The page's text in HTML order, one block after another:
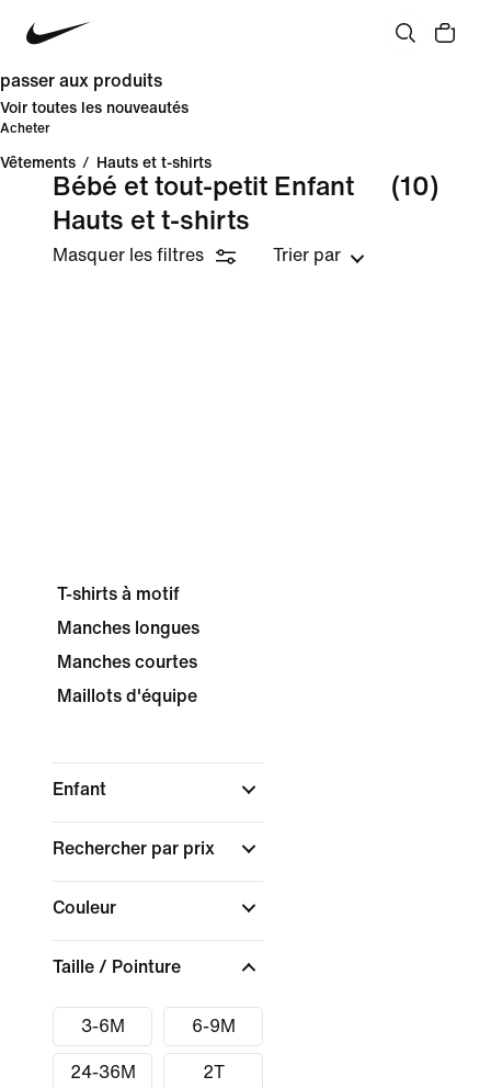
passer aux produits
Voir toutes les nouveautés
Acheter
Vêtements / Hauts et t-shirts
Bébé et tout-petit Enfant
Hauts et t-shirts
(10)
Masquer les filtres Trier par
T-shirts à motif
Manches longues
Manches courtes
Maillots d'équipe
Enfant
Rechercher par prix
Couleur
Taille / Pointure
3-6M 6-9M
24-36M 2T